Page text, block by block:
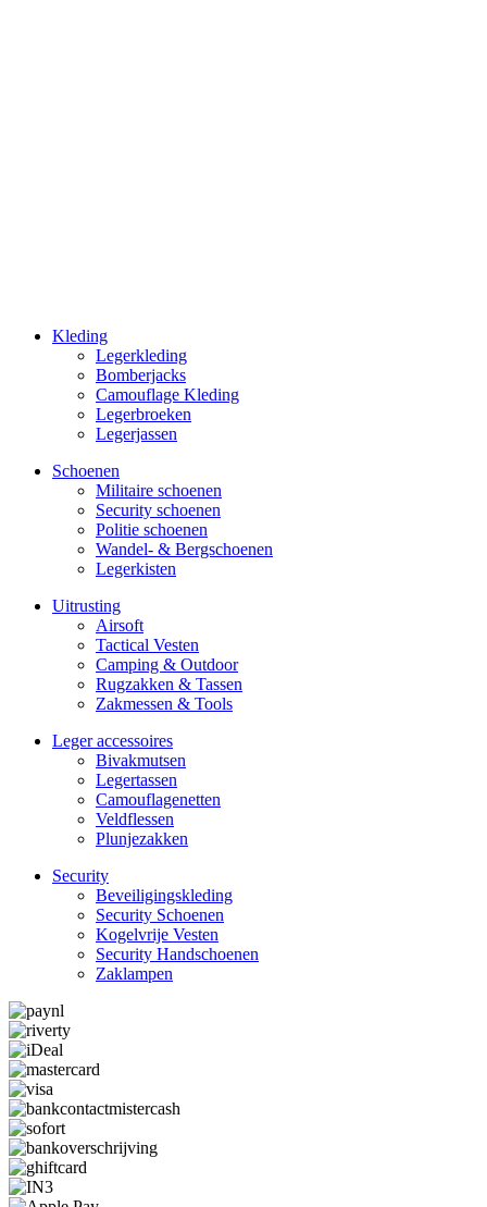
Kleding
Legerkleding
Bomberjacks
Camouflage Kleding
Legerbroeken
Legerjassen
Schoenen
Militaire schoe­nen
Security schoenen
Politie schoenen
Wandel- & Berg­­schoenen
Legerkisten
Uitrusting
Airsoft
Tactical Ves­ten
Camping & Outdoor
Rugzakken & Tassen
Zakmessen & Tools
Leger accessoires
Bivakmutsen
Legertassen
Camouflage­­netten
Veldflessen
Plunjezakken
Security
Beveiligings­­kleding
Security Schoenen
Kogelvrije Vesten
Security Hand­­schoenen
Zaklampen